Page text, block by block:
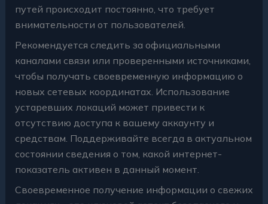
путей происходит постоянно, что требует
внимательности от пользователей.
Рекомендуется следить за официальными
каналами связи или проверенными источниками,
чтобы получать своевременную информацию о
новых сетевых координатах. Использование
устаревших локаций может привести к
отсутствию доступа к вашему аккаунту и
средствам. Поддерживайте всегда в актуальном
состоянии сведения о том, какой интернет-
показатель активен в данный момент.
Своевременное получение информации о свежих